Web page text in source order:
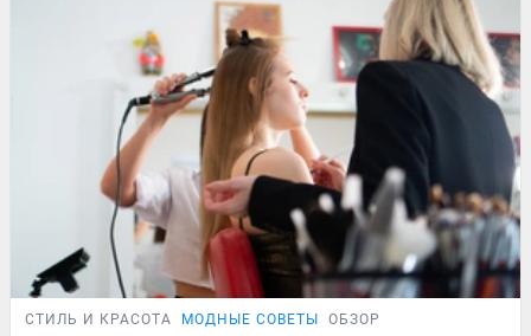
СТИЛЬ И КРАСОТА МОДНЫЕ СОВЕТЫ ОБЗОР